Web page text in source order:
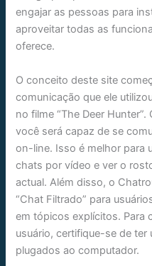
engajar as pessoas para
aproveitar todas as
oferece.
O conceito deste site
comunicação que ele
no filme “The Deer
você será capaz de se
on-line. Isso é melhor para
chats por vídeo e ver o
actual. Além disso, o
“Chat Filtrado” para
em tópicos explícitos. Para
usuário, certifique-se de
plugados ao computador.